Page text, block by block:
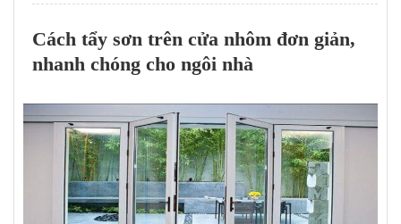
Cách tẩy sơn trên cửa nhôm đơn giản,
nhanh chóng cho ngôi nhà